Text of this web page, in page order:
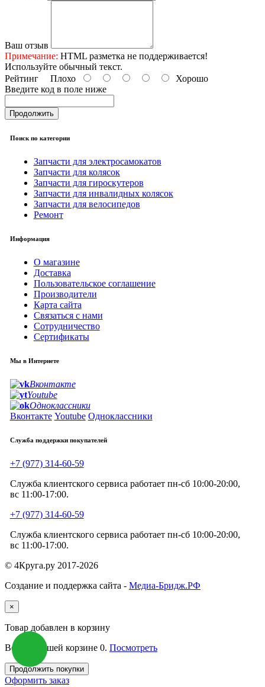
Ваш отзыв
Примечание: HTML разметка не поддерживается!
Используйте обычный текст.
Рейтинг Плохо
Хорошо
Введите код в поле ниже
Продолжить
Поиск по категории
Запчасти для электросамокатов
Запчасти для колясок
Запчасти для гироскутеров
Запчасти для инвалидных колясок
Запчасти для велосипедов
Ремонт
Информация
О магазине
Доставка
Пользовательское соглашение
Производители
Карта сайта
Связаться с нами
Сотрудничество
Сертификаты
Мы в Интернете
Вконтакте
Youtube
Одноклассники
Вконтакте Youtube Одноклассники
Служба поддержки покупателей
+7 (977) 314-60-59
Служба клиентского сервиса работает пн-сб 10:00-20:00,
вс 11:00-17:00.
+7 (977) 314-60-59
Служба клиентского сервиса работает пн-сб 10:00-20:00,
вс 11:00-17:00.
© 4Круга.ру 2017-2026
Создание и поддержка сайта - Медиа-Бридж.РФ
×
Товар добавлен в корзину
Всего в вашей корзине 0. Посмотреть
Продолжить покупки
Оформить заказ